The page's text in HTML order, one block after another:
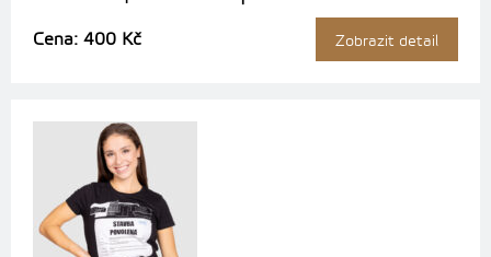
Cena: 400 Kč Zobrazit detail